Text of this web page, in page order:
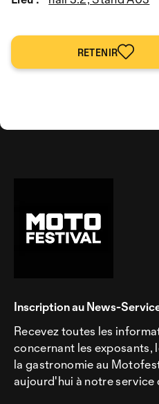
RETENIR
Inscription au News-
Recevez toutes les
concernant les exposants,
la gastronomie au
aujourd'hui à notre